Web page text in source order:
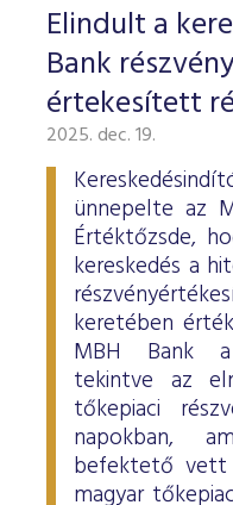
Elindult a
Bank
értekesített
2025. dec. 19.
ünnepelte az
Értéktőzsde,
kereskedés a
keretében
MBH Bank
tekintve az
tőkepiaci
napokban,
befektető vett
magyar